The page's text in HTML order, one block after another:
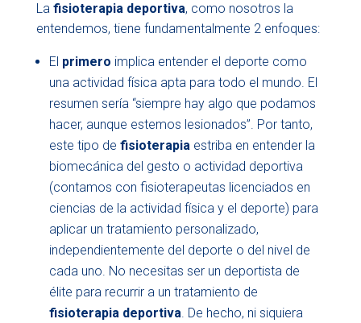
La fisioterapia deportiva, como nosotros la
entendemos, tiene fundamentalmente 2 enfoques:
El primero implica entender el deporte como
una actividad física apta para todo el mundo. El
resumen sería “siempre hay algo que podamos
hacer, aunque estemos lesionados”. Por tanto,
este tipo de fisioterapiaestriba en entender la
biomecánica del gesto o actividad deportiva
(contamos con fisioterapeutas licenciados en
ciencias de la actividad física y el deporte) para
aplicar un tratamiento personalizado,
independientemente del deporte o del nivel de
cada uno. No necesitas ser un deportista de
élite para recurrir a un tratamiento de
fisioterapia deportiva. De hecho, ni siquiera